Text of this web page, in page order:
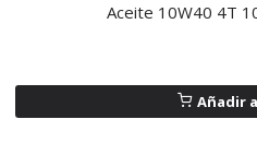
Aceite 10W40 4T
Añadir